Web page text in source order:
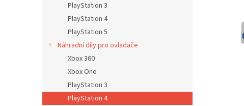
PlayStation 3
PlayStation 4
PlayStation 5
Náhradní díly pro ovladače
Xbox 360
Xbox One
PlayStation 3
PlayStation 4